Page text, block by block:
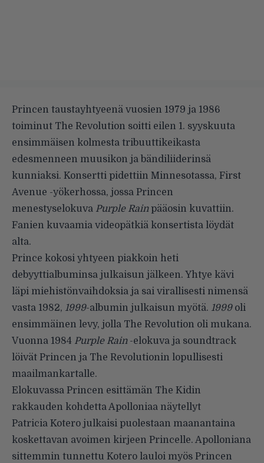
Princen taustayhtyeenä vuosien 1979 ja 1986
toiminut The Revolution soitti eilen 1. syyskuuta
ensimmäisen kolmesta tribuuttikeikasta
edesmenneen muusikon ja bändiliiderinsä
kunniaksi. Konsertti pidettiin Minnesotassa, First
Avenue -yökerhossa, jossa Princen
menestyselokuva Purple Rainpääosin kuvattiin.
Fanien kuvaamia videopätkiä konsertista löydät
alta.
Prince kokosi yhtyeen piakkoin heti
debyyttialbuminsa julkaisun jälkeen. Yhtye kävi
läpi miehistönvaihdoksia ja sai virallisesti nimensä
vasta 1982, 1999-albumin julkaisun myötä. 1999oli
ensimmäinen levy, jolla The Revolution oli mukana.
Vuonna 1984 Purple Rain-elokuva ja soundtrack
löivät Princen ja The Revolutionin lopullisesti
maailmankartalle.
Elokuvassa Princen esittämän The Kidin
rakkauden kohdetta Apolloniaa näytellyt
Patricia Kotero julkaisi puolestaan maanantaina
koskettavan avoimen kirjeen Princelle. Apolloniana
sittemmin tunnettu Kotero lauloi myös Princen